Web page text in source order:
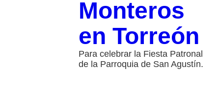
Monteros
en Torreón
Para celebrar la Fiesta Patronal
de la Parroquia de San Agustín.